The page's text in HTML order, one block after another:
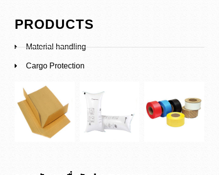
PRODUCTS
Material handling
Cargo Protection